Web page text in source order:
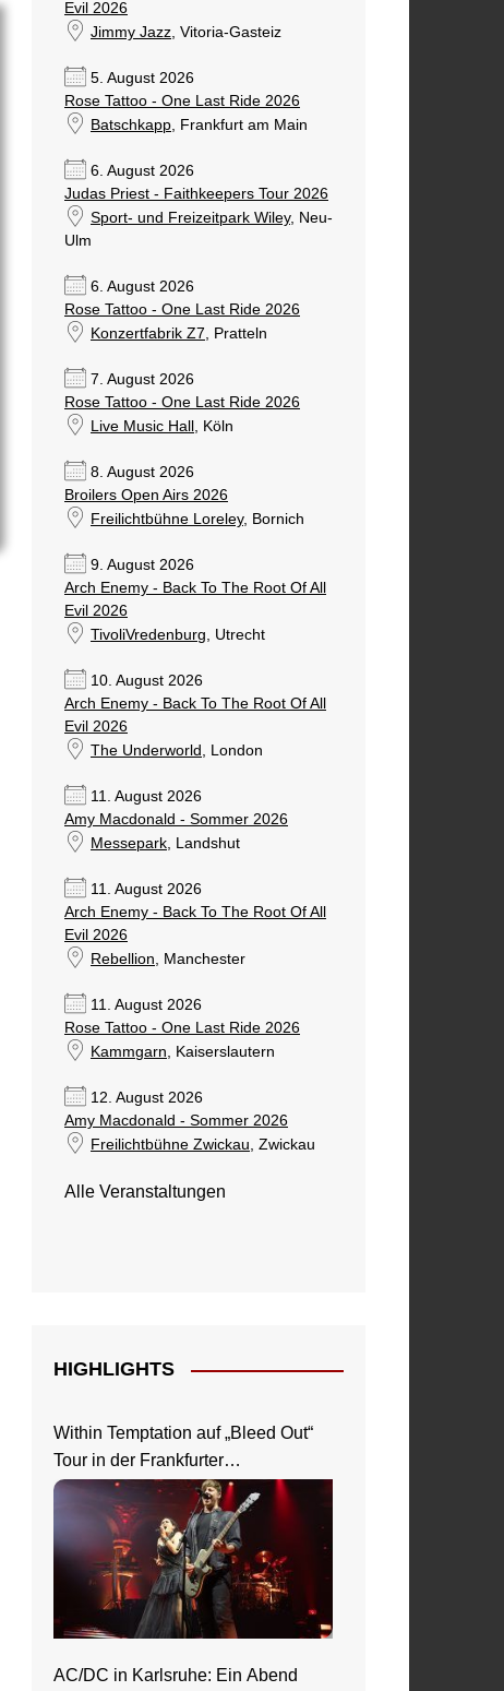
Evil 2026
Jimmy Jazz, Vitoria-Gasteiz
5. August 2026
Rose Tattoo - One Last Ride 2026
Batschkapp, Frankfurt am Main
6. August 2026
Judas Priest - Faithkeepers Tour 2026
Sport- und Freizeitpark Wiley, Neu-
Ulm
6. August 2026
Rose Tattoo - One Last Ride 2026
Konzertfabrik Z7, Pratteln
7. August 2026
Rose Tattoo - One Last Ride 2026
Live Music Hall , Köln
8. August 2026
Broilers Open Airs 2026
Freilichtbühne Loreley, Bornich
9. August 2026
Arch Enemy - Back To The Root Of All
Evil 2026
TivoliVredenburg, Utrecht
10. August 2026
Arch Enemy - Back To The Root Of All
Evil 2026
The Underworld , London
11. August 2026
Amy Macdonald - Sommer 2026
Messepark, Landshut
11. August 2026
Arch Enemy - Back To The Root Of All
Evil 2026
Rebellion, Manchester
11. August 2026
Rose Tattoo - One Last Ride 2026
Kammgarn, Kaiserslautern
12. August 2026
Amy Macdonald - Sommer 2026
Freilichtbühne Zwickau, Zwickau
Alle Veranstaltungen
HIGHLIGHTS
Within Temptation auf „Bleed Out“
Tour in der Frankfurter
Jahrhunderthalle
AC/DC in Karlsruhe: Ein Abend